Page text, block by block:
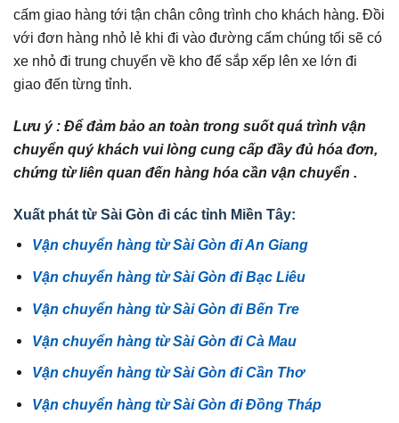
cấm giao hàng tới tận chân công trình cho khách hàng. Đồi
với đơn hàng nhỏ lẻ khi đi vào đường cấm chúng tối sẽ có
xe nhỏ đi trung chuyển về kho để sắp xếp lên xe lớn đi
giao đến từng tỉnh.
Lưu ý : Để đảm bảo an toàn trong suốt quá trình vận
chuyển quý khách vui lòng cung cấp đầy đủ hóa đơn,
chứng từ liên quan đến hàng hóa cần vận chuyển .
Xuất phát từ Sài Gòn đi các tỉnh Miền Tây:
Vận chuyển hàng từ Sài Gòn đi An Giang
Vận chuyển hàng từ Sài Gòn đi Bạc Liêu
Vận chuyển hàng từ Sài Gòn đi Bến Tre
Vận chuyển hàng từ Sài Gòn đi Cà Mau
Vận chuyển hàng từ Sài Gòn đi Cần Thơ
Vận chuyển hàng từ Sài Gòn đi Đồng Tháp